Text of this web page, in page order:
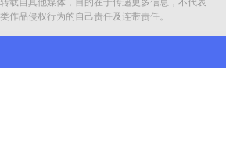
载自其他媒体，目的在于传递更多信息，不代表
作品侵权行为的自己责任及连带责任。